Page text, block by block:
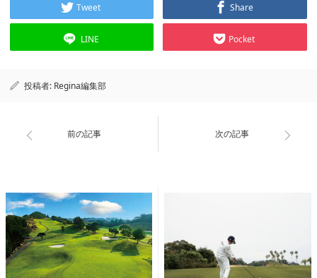
Tweet Share
LINE Pocket
投稿者: Regina編集部
前の記事 次の記事